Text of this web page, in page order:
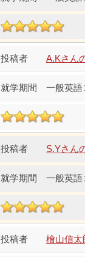
A.Kさん
一般英語
S.Yさん
一般英語
檜山信太